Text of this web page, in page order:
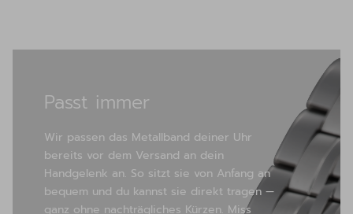
Passt immer
Wir passen das Metallband deiner Uhr
bereits vor dem Versand an dein
Handgelenk an. So sitzt sie von Anfang an
bequem und du kannst sie direkt tragen —
ganz ohne nachträgliches Kürzen. Miss